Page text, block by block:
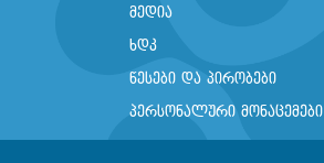
მედია
ხდკ
წესები და პირობები
პერსონალური მონაცემები